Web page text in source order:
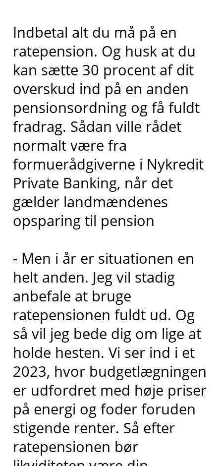
Indbetal alt du må på en
ratepension. Og husk at du
kan sætte 30 procent af dit
overskud ind på en anden
pensionsordning og få fuldt
fradrag. Sådan ville rådet
normalt være fra
formuerådgiverne i Nykredit
Private Banking, når det
gælder landmændenes
opsparing til pension
- Men i år er situationen en
helt anden. Jeg vil stadig
anbefale at bruge
ratepensionen fuldt ud. Og
så vil jeg bede dig om lige at
holde hesten. Vi ser ind i et
2023, hvor budgetlægningen
er udfordret med høje priser
på energi og foder foruden
stigende renter. Så efter
ratepensionen bør